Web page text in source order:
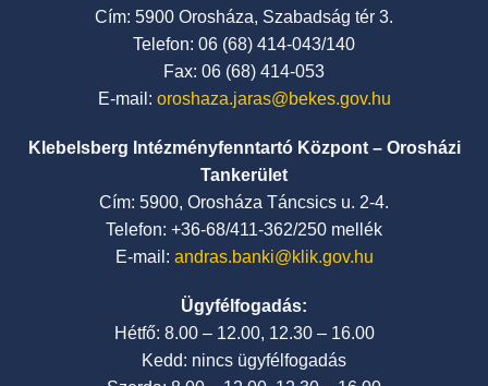
Cím: 5900 Orosháza, Szabadság tér 3.
Telefon: 06 (68) 414-043/140
Fax: 06 (68) 414-053
E-mail: oroshaza.jaras@bekes.gov.hu
Klebelsberg Intézményfenntartó Központ – Orosházi
Tankerület
Cím: 5900, Orosháza Táncsics u. 2-4.
Telefon: +36-68/411-362/250 mellék
E-mail: andras.banki@klik.gov.hu
Ügyfélfogadás:
Hétfő: 8.00 – 12.00, 12.30 – 16.00
Kedd: nincs ügyfélfogadás